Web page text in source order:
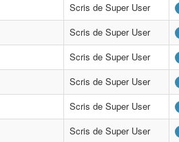
Scris de Super User
Scris de Super User
Scris de Super User
Scris de Super User
Scris de Super User
Scris de Super User